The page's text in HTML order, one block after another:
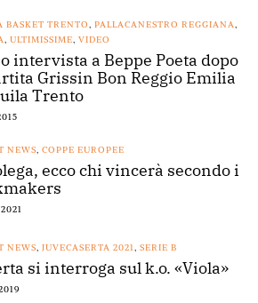
BASKET TRENTO, PALLACANESTRO REGGIANA,
, ULTIMISSIME, VIDEO
intervista a Beppe Poeta dopo
Grissin Bon Reggio Emilia
Trento
NEWS, COPPE EUROPEE
ecco chi vincerà secondo i
NEWS, JUVECASERTA 2021, SERIE B
si interroga sul k.o. «Viola»